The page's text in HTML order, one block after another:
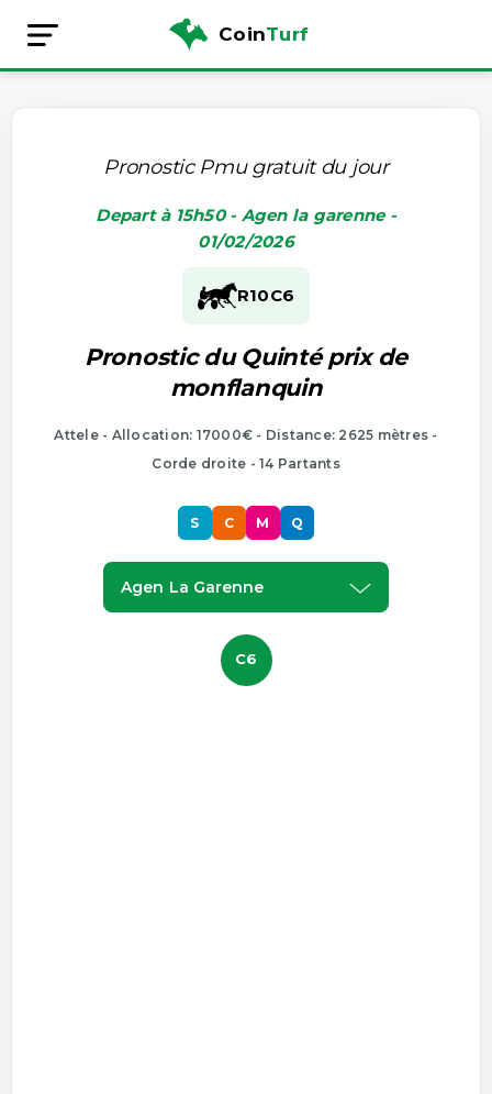
CoinTurf
Pronostic Pmu gratuit du jour
Depart à 15h50 - Agen la garenne -
01/02/2026
R10C6
Pronostic du Quinté prix de
monflanquin
Attele - Allocation: 17000€ - Distance: 2625 mètres -
Corde droite - 14 Partants
S C M Q
Agen La Garenne
C6